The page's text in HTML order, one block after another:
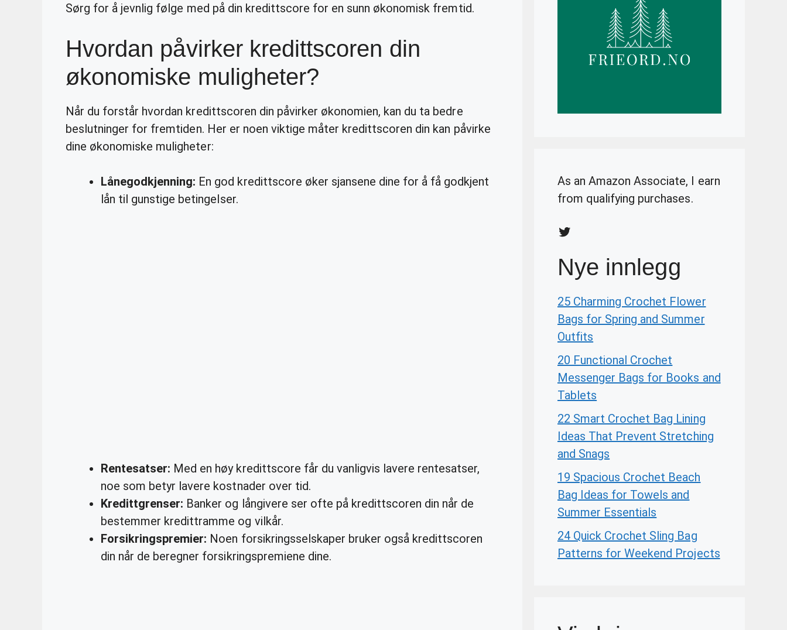
Sørg for å jevnlig følge med på din kredittscore for en sunn økonomisk fremtid.
Hvordan påvirker kredittscoren din
økonomiske muligheter?
Når du forstår hvordan kredittscoren din påvirker økonomien, kan du ta bedre
beslutninger for fremtiden. Her er noen viktige måter kredittscoren din kan påvirke
dine økonomiske muligheter:
Lånegodkjenning: En god kredittscore øker sjansene dine for å få godkjent
lån til gunstige betingelser.
Rentesatser: Med en høy kredittscore får du vanligvis lavere rentesatser,
noe som betyr lavere kostnader over tid.
Kredittgrenser: Banker og långivere ser ofte på kredittscoren din når de
bestemmer kredittramme og vilkår.
Forsikringspremier: Noen forsikringsselskaper bruker også kredittscoren
din når de beregner forsikringspremiene dine.
As an Amazon Associate, I earn
from qualifying purchases.
Twitter
Nye innlegg
25 Charming Crochet Flower
Bags for Spring and Summer
Outfits
20 Functional Crochet
Messenger Bags for Books and
Tablets
22 Smart Crochet Bag Lining
Ideas That Prevent Stretching
and Snags
19 Spacious Crochet Beach
Bag Ideas for Towels and
Summer Essentials
24 Quick Crochet Sling Bag
Patterns for Weekend Projects